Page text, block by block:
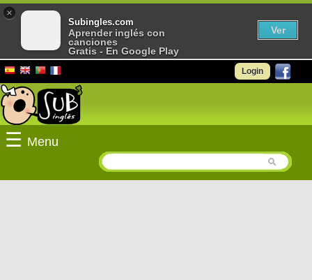
Login
☰ Menu
×
Subingles.com
Aprender inglés con
canciones
Gratis - En Google Play
Ver